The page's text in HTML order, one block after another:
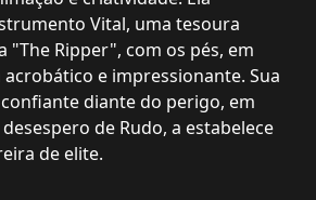
Vital, uma tesoura
"The Ripper", com os pés, em
e impressionante. Sua
diante do perigo, em
de Rudo, a estabelece
de elite.